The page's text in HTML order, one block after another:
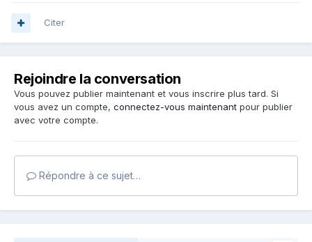
Citer
Rejoindre la conversation
Vous pouvez publier maintenant et vous inscrire plus tard. Si
vous avez un compte, connectez-vous maintenant pour publier
avec votre compte.
Répondre à ce sujet…